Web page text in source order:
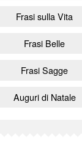
Frasi sulla Vita
Frasi Belle
Frasi Sagge
Auguri di Natale